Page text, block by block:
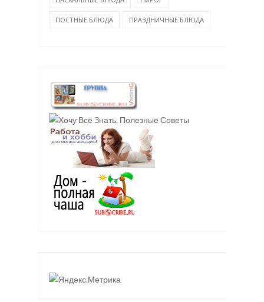
ПОСТНЫЕ БЛЮДА ПРАЗДНИЧНЫЕ БЛЮДА